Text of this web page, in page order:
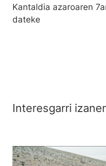
Kantaldia azaroaren
dateke
Interesgarri